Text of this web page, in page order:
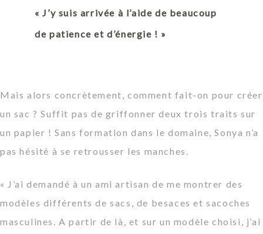
« J’y suis arrivée à l’aide de beaucoup
de patience et d’énergie ! »
Mais alors concrètement, comment fait-on pour créer
un sac ? Suffit pas de griffonner deux trois traits sur
un papier ! Sans formation dans le domaine, Sonya n’a
pas hésité à se retrousser les manches.
« J’ai demandé à un ami artisan de me montrer des
modèles différents de sacs, de besaces et sacoches
masculines. A partir de là, et sur un modèle choisi, j’ai